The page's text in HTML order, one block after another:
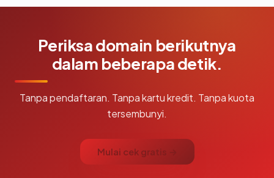
Periksa domain berikutnya
dalam beberapa detik.
Tanpa pendaftaran. Tanpa kartu kredit. Tanpa kuota
tersembunyi.
Mulai cek gratis →